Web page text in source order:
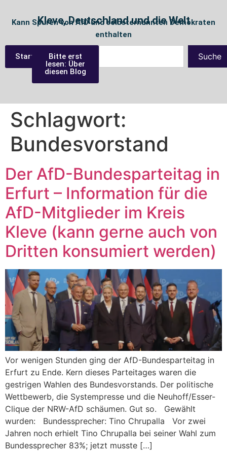
Kleve, Deutschland und die Welt
Kann Spuren von AfD und selbsternannten Demokraten
enthalten
StartseiteBitte erst
lesen: Über
diesen Blog
Suche
Schlagwort:
Bundesvorstand
Der AfD-Bundesparteitag in
Erfurt – Information für die
AfD-Mitglieder im Kreis
Kleve (kann gerne auch von
Dritten konsumiert werden)
Vor wenigen Stunden ging der AfD-Bundesparteitag in
Erfurt zu Ende. Kern dieses Parteitages waren die
gestrigen Wahlen des Bundesvorstands. Der politische
Wettbewerb, die Systempresse und die Neuhoff/Esser-
Clique der NRW-AfD schäumen. Gut so. Gewählt
wurden: Bundessprecher: Tino Chrupalla Vor zwei
Jahren noch erhielt Tino Chrupalla bei seiner Wahl zum
Bundessprecher 83%; jetzt musste […]